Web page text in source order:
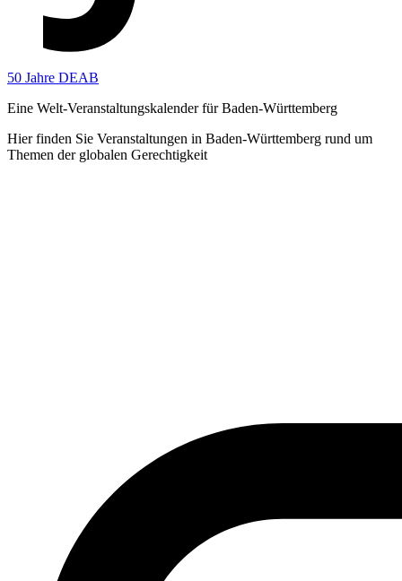
50 Jahre DEAB
Eine Welt-Veranstaltungskalender für Baden-Württemberg
Hier finden Sie Veranstaltungen in Baden-Württemberg rund um
Themen der globalen Gerechtigkeit